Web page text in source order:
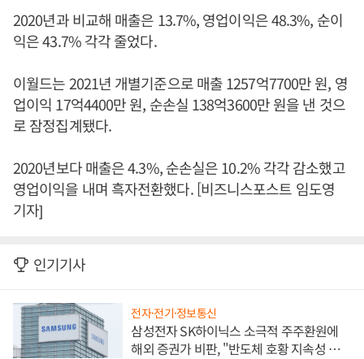
2020년과 비교해 매출은 13.7%, 영업이익은 48.3%, 순이
익은 43.7% 각각 줄었다.
이월드는 2021년 개별기준으로 매출 1257억7700만 원, 영
업이익 17억4400만 원, 순손실 138억3600만 원을 낸 것으
로 잠정집계됐다.
2020년보다 매출은 4.3%, 순손실은 10.2% 각각 감소했고
영업이익을 내며 흑자전환했다. [비즈니스포스트 임도영
기자]
인기기사
전자·전기·정보통신
삼성전자 SK하이닉스 소극적 주주환원에
해외 증권가 비판, "반도체 호황 지속성 의